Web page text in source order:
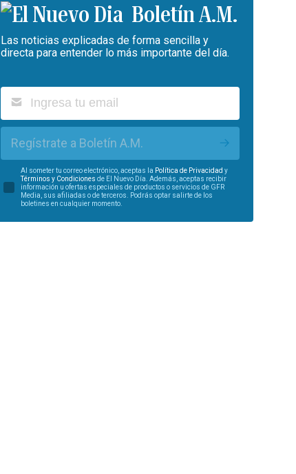
Boletín A.M.
Las noticias explicadas de forma sencilla y
directa para entender lo más importante del día.
Regístrate a Boletín A.M.
Al someter tu correo electrónico, aceptas la Política de Privacidad y
Términos y Condiciones de El Nuevo Día. Además, aceptas recibir
información u ofertas especiales de productos o servicios de GFR
Media, sus afiliadas o de terceros. Podrás optar salirte de los
boletines en cualquier momento.